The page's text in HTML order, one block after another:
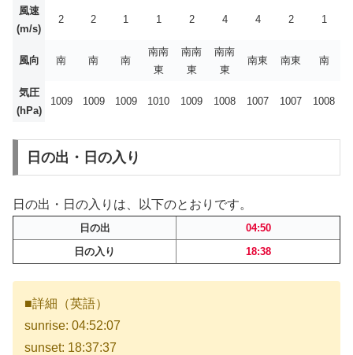
風速
(m/s)
2 2 1 1 2 4 4 2 1
風向 南 南 南
南南
東
南南
東
南南
東
南東 南東 南
気圧
(hPa)
1009 1009 1009 1010 1009 1008 1007 1007 1008
日の出・日の入り
日の出・日の入りは、以下のとおりです。
日の出
04:50
日の入り
18:38
■詳細（英語）
sunrise: 04:52:07
sunset: 18:37:37